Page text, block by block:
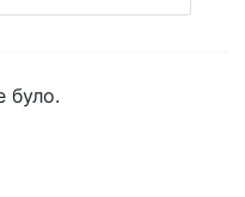
було.